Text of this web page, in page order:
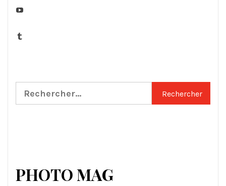
YouTube
Tumblr
Rechercher :
PHOTO MAG